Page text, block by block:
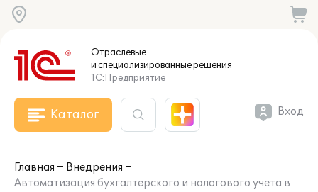
Отраслевые
и специализированныерешения
1С:Предприятие
Каталог Вход
Главная
Внедрения
Автоматизация бухгалтерского и налогового учета в